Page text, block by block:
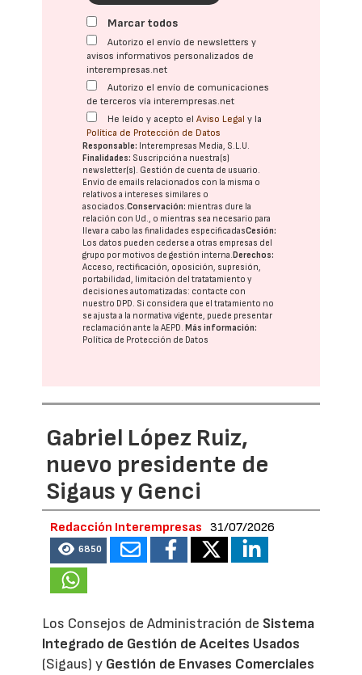
Marcar todos
Autorizo el envío de newsletters y
avisos informativos personalizados de
interempresas.net
Autorizo el envío de comunicaciones
de terceros vía interempresas.net
He leído y acepto elAviso Legal y la
Política de Protección de Datos
Responsable: Interempresas Media, S.L.U.
Finalidades: Suscripción a nuestra(s)
newsletter(s). Gestión de cuenta de usuario.
Envío de emails relacionados con la misma o
relativos a intereses similares o
asociados.Conservación: mientras dure la
relación con Ud., o mientras sea necesario para
llevar a cabo las finalidades especificadasCesión:
Los datos pueden cederse a otras empresas del
grupo por motivos de gestión interna.Derechos:
Acceso, rectificación, oposición, supresión,
portabilidad, limitación del tratatamiento y
decisiones automatizadas: contacte con
nuestro DPD. Si considera que el tratamiento no
se ajusta a la normativa vigente, puede presentar
reclamación ante laAEPD.Más información:
Política de Protección de Datos
Gabriel López Ruiz,
nuevo presidente de
Sigaus y Genci
Redacción Interempresas 31/07/2026
6850
Los Consejos de Administración de Sistema
Integrado de Gestión de Aceites Usados
(Sigaus) y Gestión de Envases Comerciales